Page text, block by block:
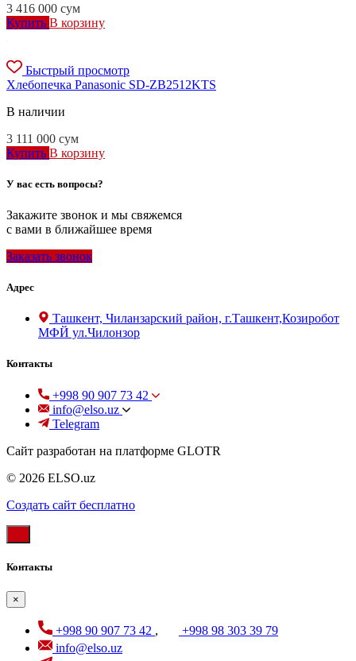
3 416 000 сум
Купить В корзину
Быстрый просмотр
Хлебопечка Panasonic SD-ZB2512KTS
В наличии
3 111 000 сум
Купить В корзину
У вас есть вопросы?
Закажите звонок и мы свяжемся
с вами в ближайшее время
Заказать звонок
Адрес
Ташкент, Чиланзарский район, г.Ташкент,Козиробот
МФЙ ул.Чилонзор
Контакты
+998 90 907 73 42
info@elso.uz
Telegram
Сайт разработан на платформе GLOTR
© 2026 ELSO.uz
Создать cайт бесплатно
Контакты
×
+998 90 907 73 42 ,
+998 98 303 39 79
info@elso.uz